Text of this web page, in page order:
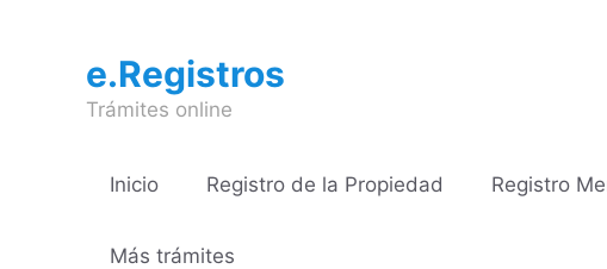
contenidoe.Registros
Trámites online
Inicio Registro de la Propiedad Registro
Más trámites